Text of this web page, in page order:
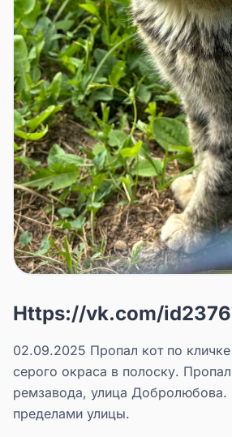
Https://vk.com/
02.09.2025 Пропал кот по
серого окраса в полоску.
ремзавода, улица Добролюбова.
пределами улицы.